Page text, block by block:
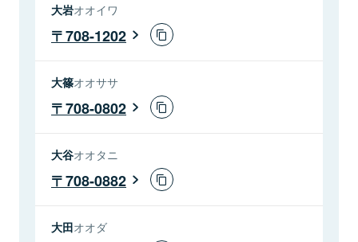
大岩オオイワ
708-1202
大篠オオササ
708-0802
大谷オオタニ
708-0882
大田オオダ